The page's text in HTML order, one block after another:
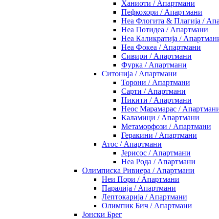
Ханиоти / Апартмани
Пефкохори / Апартмани
Неа Флогита & Плагија /
Неа Потидеа / Апартмани
Неа Каликратија /
Неа Фокеа / Апартмани
Сивири / Апартмани
Фурка / Апартмани
Ситонија / Апартмани
Торони / Апартмани
Сарти / Апартмани
Никити / Апартмани
Неос Марамарас /
Каламици / Апартмани
Метаморфози / Апартмани
Геракини / Апартмани
Атос / Апартмани
Јерисос / Апартмани
Неа Рода / Апартмани
Олимписка Ривиера / Апартмани
Неи Пори / Апартмани
Паралија / Апартмани
Лептокарија / Апартмани
Олимпик Бич / Апартмани
Јонски Брег